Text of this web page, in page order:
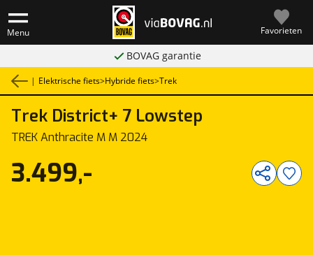
Menu Favorieten
BOVAG garantie
| Elektrische fiets>Hybride fiets>Trek
Trek District+ 7 Lowstep
TREK Anthracite M M 2024
3.499,-